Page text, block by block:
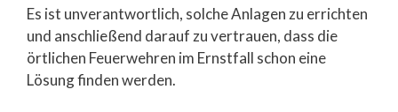
Es ist unverantwortlich, solche Anlagen zu errichten
und anschließend darauf zu vertrauen, dass die
örtlichen Feuerwehren im Ernstfall schon eine
Lösung finden werden.